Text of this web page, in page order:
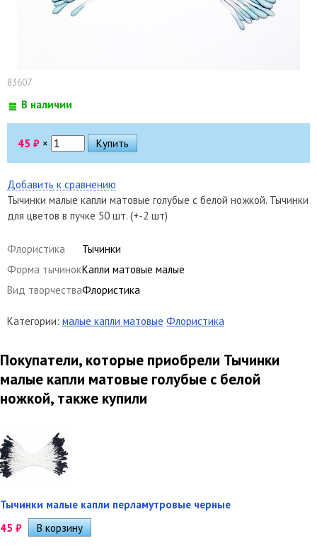
83607
В наличии
45 ₽ ×
Добавить к сравнению
Тычинки малые капли матовые голубые с белой ножкой. Тычинки
для цветов в пучке 50 шт. (+-2 шт)
Флористика
Тычинки
Форма тычинокКапли матовые малые
Вид творчестваФлористика
Категории: малые капли матовые Флористика
Покупатели, которые приобрели Тычинки
малые капли матовые голубые с белой
ножкой, также купили
Тычинки малые капли перламутровые черные
45 ₽